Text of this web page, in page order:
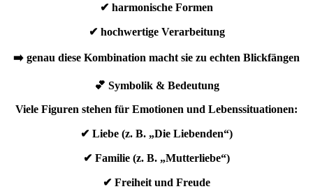
✔ harmonische Formen
✔ hochwertige Verarbeitung
➡️ genau diese Kombination macht sie zu echten Blickfängen
💕 Symbolik & Bedeutung
Viele Figuren stehen für Emotionen und Lebenssituationen:
✔ Liebe (z. B. „Die Liebenden“)
✔ Familie (z. B. „Mutterliebe“)
✔ Freiheit und Freude